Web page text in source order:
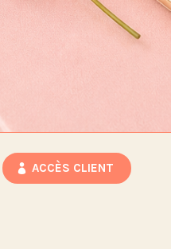
ACCÈS CLIENT